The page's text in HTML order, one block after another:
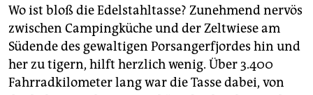
fragen & hilfe
unterstützen
abo
genossenschaft
Wo ist bloß die Edelstahltasse? Zunehmend nervös
zwischen Campingküche und der Zeltwiese am
Südende des gewaltigen Porsangerfjordes hin und
her zu tigern, hilft herzlich wenig. Über 3.400
Fahrradkilometer lang war die Tasse dabei, von